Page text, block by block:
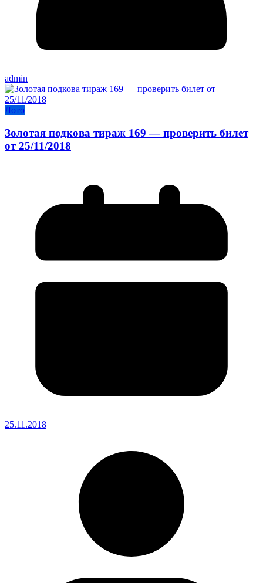
admin
Лото
Золотая подкова тираж 169 — проверить билет
от 25/11/2018
25.11.2018